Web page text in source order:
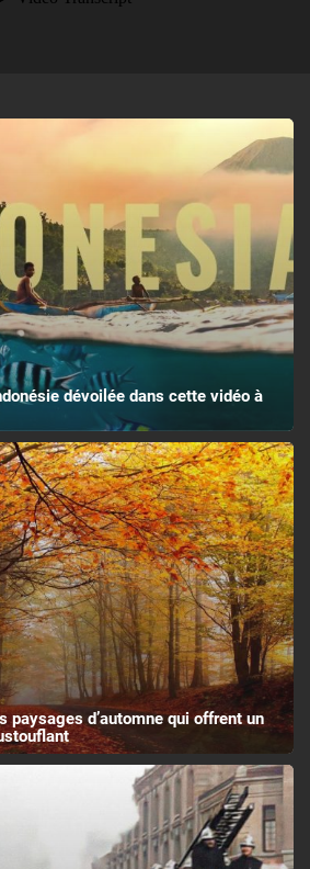
dévoilée dans cette vidéo à
paysages d’automne qui offrent un